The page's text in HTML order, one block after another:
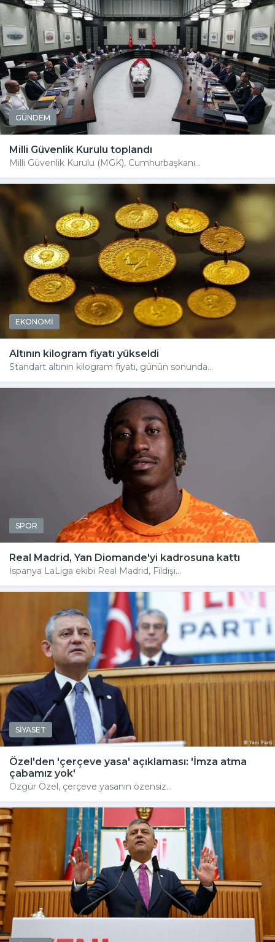
GÜNDEM
Milli Güvenlik Kurulu toplandı
Milli Güvenlik Kurulu (MGK), Cumhurbaşkanı...
EKONOMİ
Altının kilogram fiyatı yükseldi
Standart altının kilogram fiyatı, günün sonunda...
SPOR
Real Madrid, Yan Diomande'yi kadrosuna kattı
İspanya LaLiga ekibi Real Madrid, Fildişi...
SİYASET
Özel'den 'çerçeve yasa' açıklaması: 'İmza atma
çabamız yok'
Özgür Özel, çerçeve yasanın özensiz...